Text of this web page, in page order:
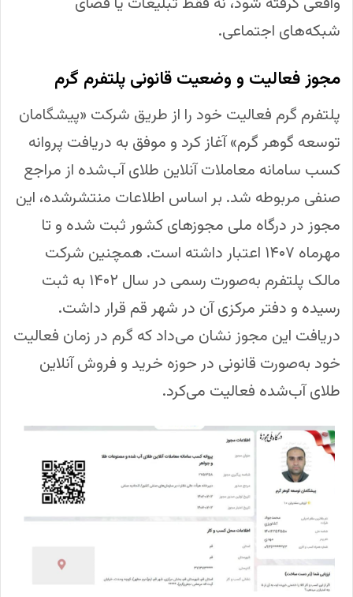
شبکه‌های اجتماعی.
مجوز فعالیت و وضعیت قانونی پلتفرم گرم
پلتفرم گرم فعالیت خود را از طریق شرکت «پیشگامان
توسعه گوهر گرم» آغاز کرد و موفق به دریافت پروانه
کسب سامانه معاملات آنلاین طلای آب‌شده از مراجع
صنفی مربوطه شد. بر اساس اطلاعات منتشرشده، این
مجوز در درگاه ملی مجوزهای کشور ثبت شده و تا
مهرماه ۱۴۰۷ اعتبار داشته است. همچنین شرکت
مالک پلتفرم به‌صورت رسمی در سال ۱۴۰۲ به ثبت
رسیده و دفتر مرکزی آن در شهر قم قرار داشت.
دریافت این مجوز نشان می‌داد که گرم در زمان فعالیت
خود به‌صورت قانونی در حوزه خرید و فروش آنلاین
طلای آب‌شده فعالیت می‌کرد.